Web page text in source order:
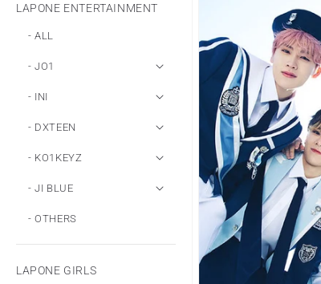
LAPONE ENTERTAINMENT
- ALL
- JO1
- INI
- DXTEEN
- KO1KEYZ
- JI BLUE
- OTHERS
LAPONE GIRLS